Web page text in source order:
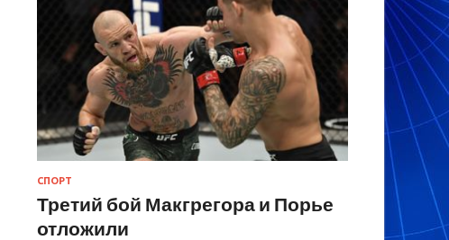
СПОРТ
Третий бой Макгрегора и Порье
отложили